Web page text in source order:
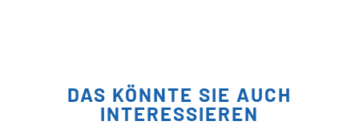
DAS KÖNNTE SIE AUCH
INTERESSIEREN